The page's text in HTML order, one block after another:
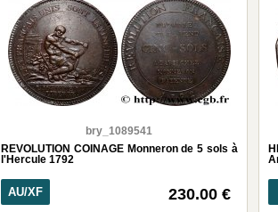
bry_1089541
REVOLUTION COINAGE Monneron de 5 sols à
l'Hercule 1792
AU/XF 230.00 €